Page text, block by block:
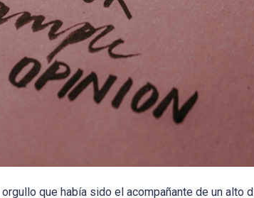
que había sido el acompañante de un alto